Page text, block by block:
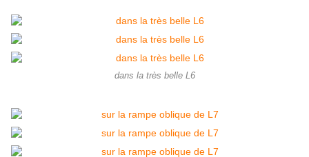
dans la très belle L6